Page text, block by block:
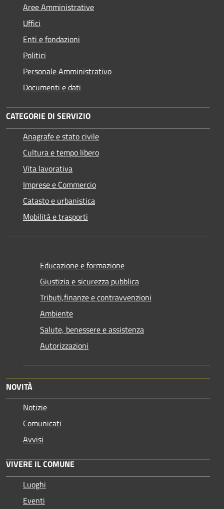
Aree Amministrative
Uffici
Enti e fondazioni
Politici
Personale Amministrativo
Documenti e dati
CATEGORIE DI SERVIZIO
Anagrafe e stato civile
Cultura e tempo libero
Vita lavorativa
Imprese e Commercio
Catasto e urbanistica
Mobilità e trasporti
Educazione e formazione
Giustizia e sicurezza pubblica
Tributi,finanze e contravvenzioni
Ambiente
Salute, benessere e assistenza
Autorizzazioni
NOVITÀ
Notizie
Comunicati
Avvisi
VIVERE IL COMUNE
Luoghi
Eventi